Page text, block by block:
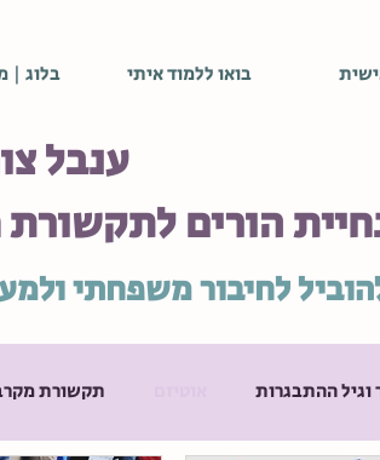
בואו ללמוד איתי בלוג |
ענבל
הורים
לחיבור משפחתי
וגיל ההתבגרות תקשורת